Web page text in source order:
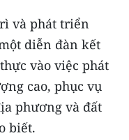
và phát triển
diễn đàn kết
vào việc phát
cao, phục vụ
phương và đất
biết.